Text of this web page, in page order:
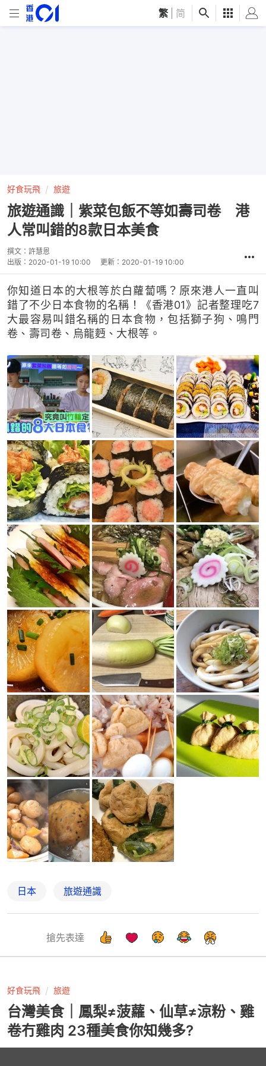
繁 简
好食玩飛 旅遊
旅遊通識｜紫菜包飯不等如壽司卷 港
人常叫錯的8款日本美食
撰文： 許慧恩
出版： 2020-01-19 10:00 更新： 2020-01-19 10:00
你知道日本的大根等於白蘿蔔嗎？原來港人一直叫
錯了不少日本食物的名稱！《香港01》記者整理吃7
大最容易叫錯名稱的日本食物，包括獅子狗、鳴門
卷、壽司卷、烏龍麪、大根等。
日本 旅遊通識
搶先表達
好食玩飛 旅遊
台灣美食｜鳳梨≠菠蘿、仙草≠涼粉、雞
卷冇雞肉 23種美食你知幾多?